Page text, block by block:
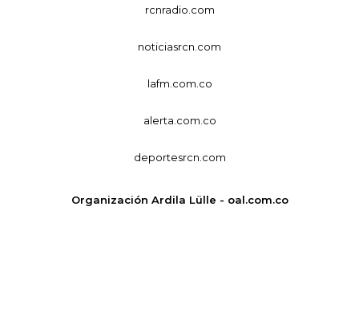
rcnradio.com
noticiasrcn.com
lafm.com.co
alerta.com.co
deportesrcn.com
Organización Ardila Lülle - oal.com.co